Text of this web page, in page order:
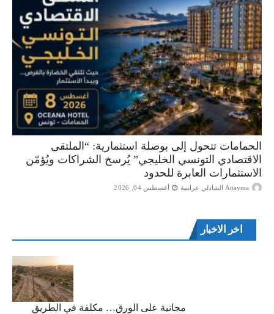
الحمامات تتحول إلى بوصلة استثمارية: “الملتقى
الاقتصادي التونسي الخليجي” يُرسخ الشراكات ويُؤمّن
الاستثمارات العابرة للحدود
Attayma الشاذلي عرايبية أغسطس 04, 2026
اخر الاخبار
مجانية على الورق… مكلفة في الطريق